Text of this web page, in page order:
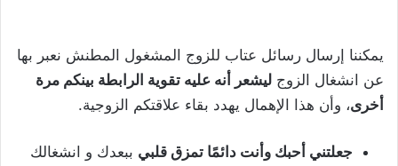
يمكننا إرسال رسائل عتاب للزوج المشغول المطنش نعبر بها
عن انشغال الزوج ليشعر أنه عليه تقوية الرابطة بينكم مرة
أخرى، وأن هذا الإهمال يهدد بقاء علاقتكم الزوجية.
جعلتني أحبك وأنت دائمًا تمزق قلبي ببعدك و انشغالك